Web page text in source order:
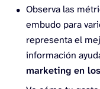
Observa las
embudo para
representa el
información
marketing en